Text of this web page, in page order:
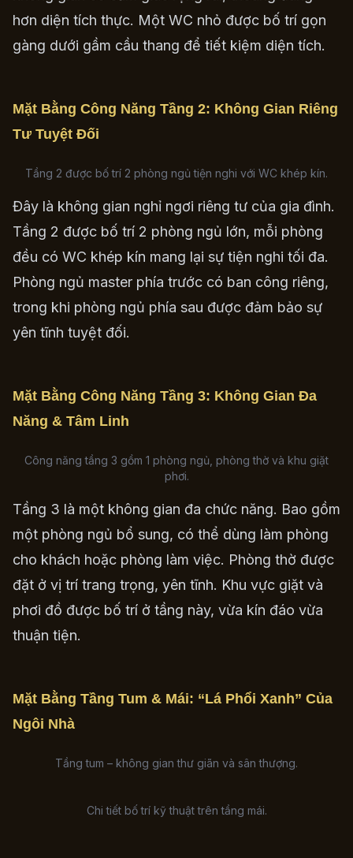
hơn diện tích thực. Một WC nhỏ được bố trí gọn
gàng dưới gầm cầu thang để tiết kiệm diện tích.
Mặt Bằng Công Năng Tầng 2: Không Gian Riêng
Tư Tuyệt Đối
Tầng 2 được bố trí 2 phòng ngủ tiện nghi với WC khép kín.
Đây là không gian nghỉ ngơi riêng tư của gia đình.
Tầng 2 được bố trí 2 phòng ngủ lớn, mỗi phòng
đều có WC khép kín mang lại sự tiện nghi tối đa.
Phòng ngủ master phía trước có ban công riêng,
trong khi phòng ngủ phía sau được đảm bảo sự
yên tĩnh tuyệt đối.
Mặt Bằng Công Năng Tầng 3: Không Gian Đa
Năng & Tâm Linh
Công năng tầng 3 gồm 1 phòng ngủ, phòng thờ và khu giặt
phơi.
Tầng 3 là một không gian đa chức năng. Bao gồm
một phòng ngủ bổ sung, có thể dùng làm phòng
cho khách hoặc phòng làm việc. Phòng thờ được
đặt ở vị trí trang trọng, yên tĩnh. Khu vực giặt và
phơi đồ được bố trí ở tầng này, vừa kín đáo vừa
thuận tiện.
Mặt Bằng Tầng Tum & Mái: “Lá Phổi Xanh” Của
Ngôi Nhà
Tầng tum – không gian thư giãn và sân thượng.
Chi tiết bố trí kỹ thuật trên tầng mái.